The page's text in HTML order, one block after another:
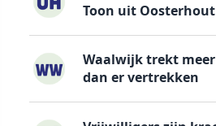
Toon uit
Waalwijk trekt
dan er vertrekken